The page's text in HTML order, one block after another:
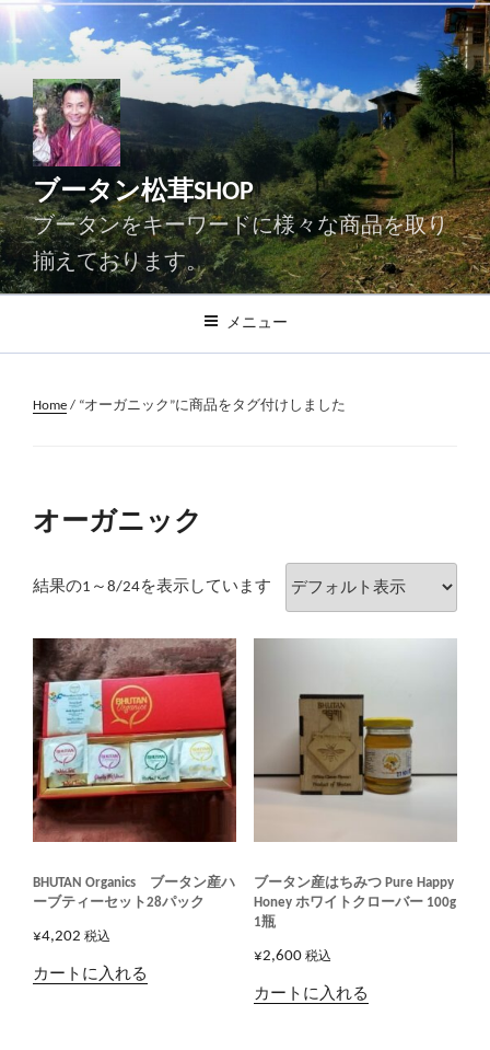
テ
ン
ツ
へ
キ
ッ
プ
ブータン松茸SHOP
ブータンをキーワードに様々な商品を取り
揃えております。
メニュー
Home / “オーガニック”に商品をタグ付けしました
オーガニック
結果の1～8/24を表示しています
BHUTAN Organics ブータン産ハ
ーブティーセット28パック
¥4,202 税込
カートに入れる
ブータン産はちみつ Pure Happy
Honey ホワイトクローバー 100g
1瓶
¥2,600 税込
カートに入れる